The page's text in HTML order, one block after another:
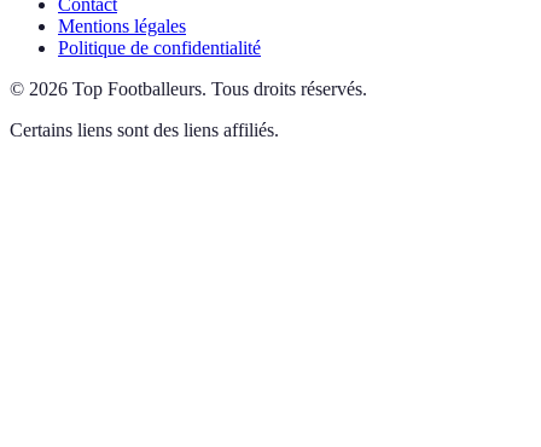
Contact
Mentions légales
Politique de confidentialité
© 2026 Top Footballeurs. Tous droits réservés.
Certains liens sont des liens affiliés.